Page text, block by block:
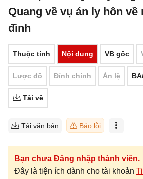
Quang về vụ án ly hôn về
đình
Thuộc tính Nội dung VB gốc
Lược đồ Đính chính Án lệ
Tải về
Tải văn bản Báo lỗi
Bạn chưa Đăng nhập thành viên.
Đây là tiện ích dành cho tài khoản